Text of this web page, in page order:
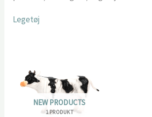
Legetøj
NEW PRODUCTS
1 PRODUKT